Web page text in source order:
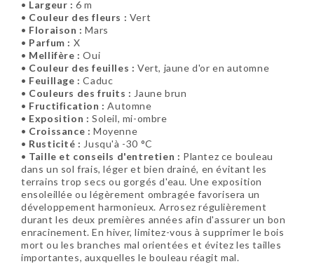
• Largeur : 6 m
• Couleur des fleurs : Vert
• Floraison : Mars
• Parfum : X
• Mellifère : Oui
• Couleur des feuilles : Vert, jaune d'or en automne
• Feuillage : Caduc
• Couleurs des fruits : Jaune brun
• Fructification : Automne
• Exposition : Soleil, mi-ombre
• Croissance : Moyenne
• Rusticité : Jusqu'à -30 °C
• Taille et conseils d'entretien : Plantez ce bouleau
dans un sol frais, léger et bien drainé, en évitant les
terrains trop secs ou gorgés d'eau. Une exposition
ensoleillée ou légèrement ombragée favorisera un
développement harmonieux. Arrosez régulièrement
durant les deux premières années afin d'assurer un bon
enracinement. En hiver, limitez-vous à supprimer le bois
mort ou les branches mal orientées et évitez les tailles
importantes, auxquelles le bouleau réagit mal.